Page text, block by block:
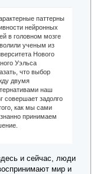
паттерны
нейронных
в головном мозге
ученым из
Нового
Уэльса
что выбор
двумя
наш
совершает задолго
как мы сами
принимаем
и сейчас, люди
мир и